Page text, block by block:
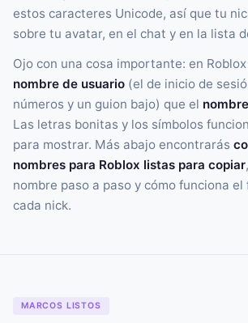
estos caracteres Unicode, así que tu
sobre tu avatar, en el chat y en la lista
Ojo con una cosa importante: en
nombre de usuario (el de inicio de
números y un guion bajo) que el
Las letras bonitas y los símbolos
para mostrar. Más abajo encontrarás
nombres para Roblox listas para copiar
nombre paso a paso y cómo funciona
cada nick.
MARCOS LISTOS